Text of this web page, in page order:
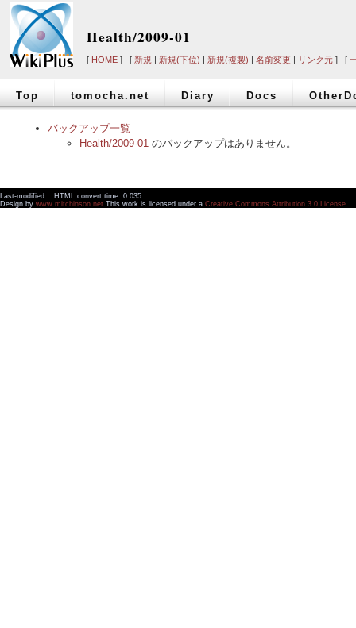
Health/2009-01
[ HOME ] [ 新規 | 新規(下位) | 新規(複製) | 名前変更 | リンク元 ] [
Top tomocha.net Diary Docs
バックアップ一覧
Health/2009-01 のバックアップはありません。
Last-modified: : HTML convert time: 0.035
Design by www.mitchinson.net This work is licensed under a Creative Commons Attribution 3.0 License